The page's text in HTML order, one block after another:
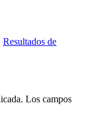
Resultados de
Los campos